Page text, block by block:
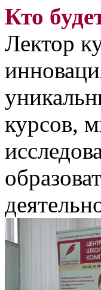
Кто
Лектор
курсов,